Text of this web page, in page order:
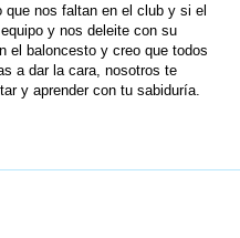
que nos faltan en el club y si el
y nos deleite con su
el baloncesto y creo que todos
a dar la cara, nosotros te
y aprender con tu sabiduría.